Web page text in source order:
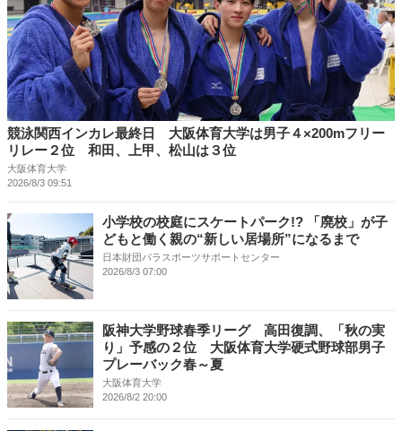
競泳関西インカレ最終日 大阪体育大学は男子４×200mフリー
リレー２位 和田、上甲、松山は３位
大阪体育大学
2026/8/3 09:51
小学校の校庭にスケートパーク!? 「廃校」が子
どもと働く親の“新しい居場所”になるまで
日本財団パラスポーツサポートセンター
2026/8/3 07:00
阪神大学野球春季リーグ 高田復調、「秋の実
り」予感の２位 大阪体育大学硬式野球部男子
プレーバック春～夏
大阪体育大学
2026/8/2 20:00